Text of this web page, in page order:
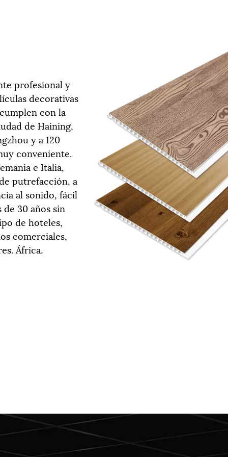
profesional y
decorativas
con la
de Haining,
y a 120
conveniente.
e Italia,
putrefacción, a
al sonido, fácil
30 años sin
de hoteles,
comerciales,
África.